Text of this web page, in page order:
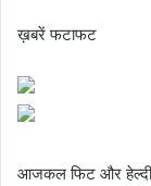
ख़बरें फटाफट
आजकल फिट और हेल्दी